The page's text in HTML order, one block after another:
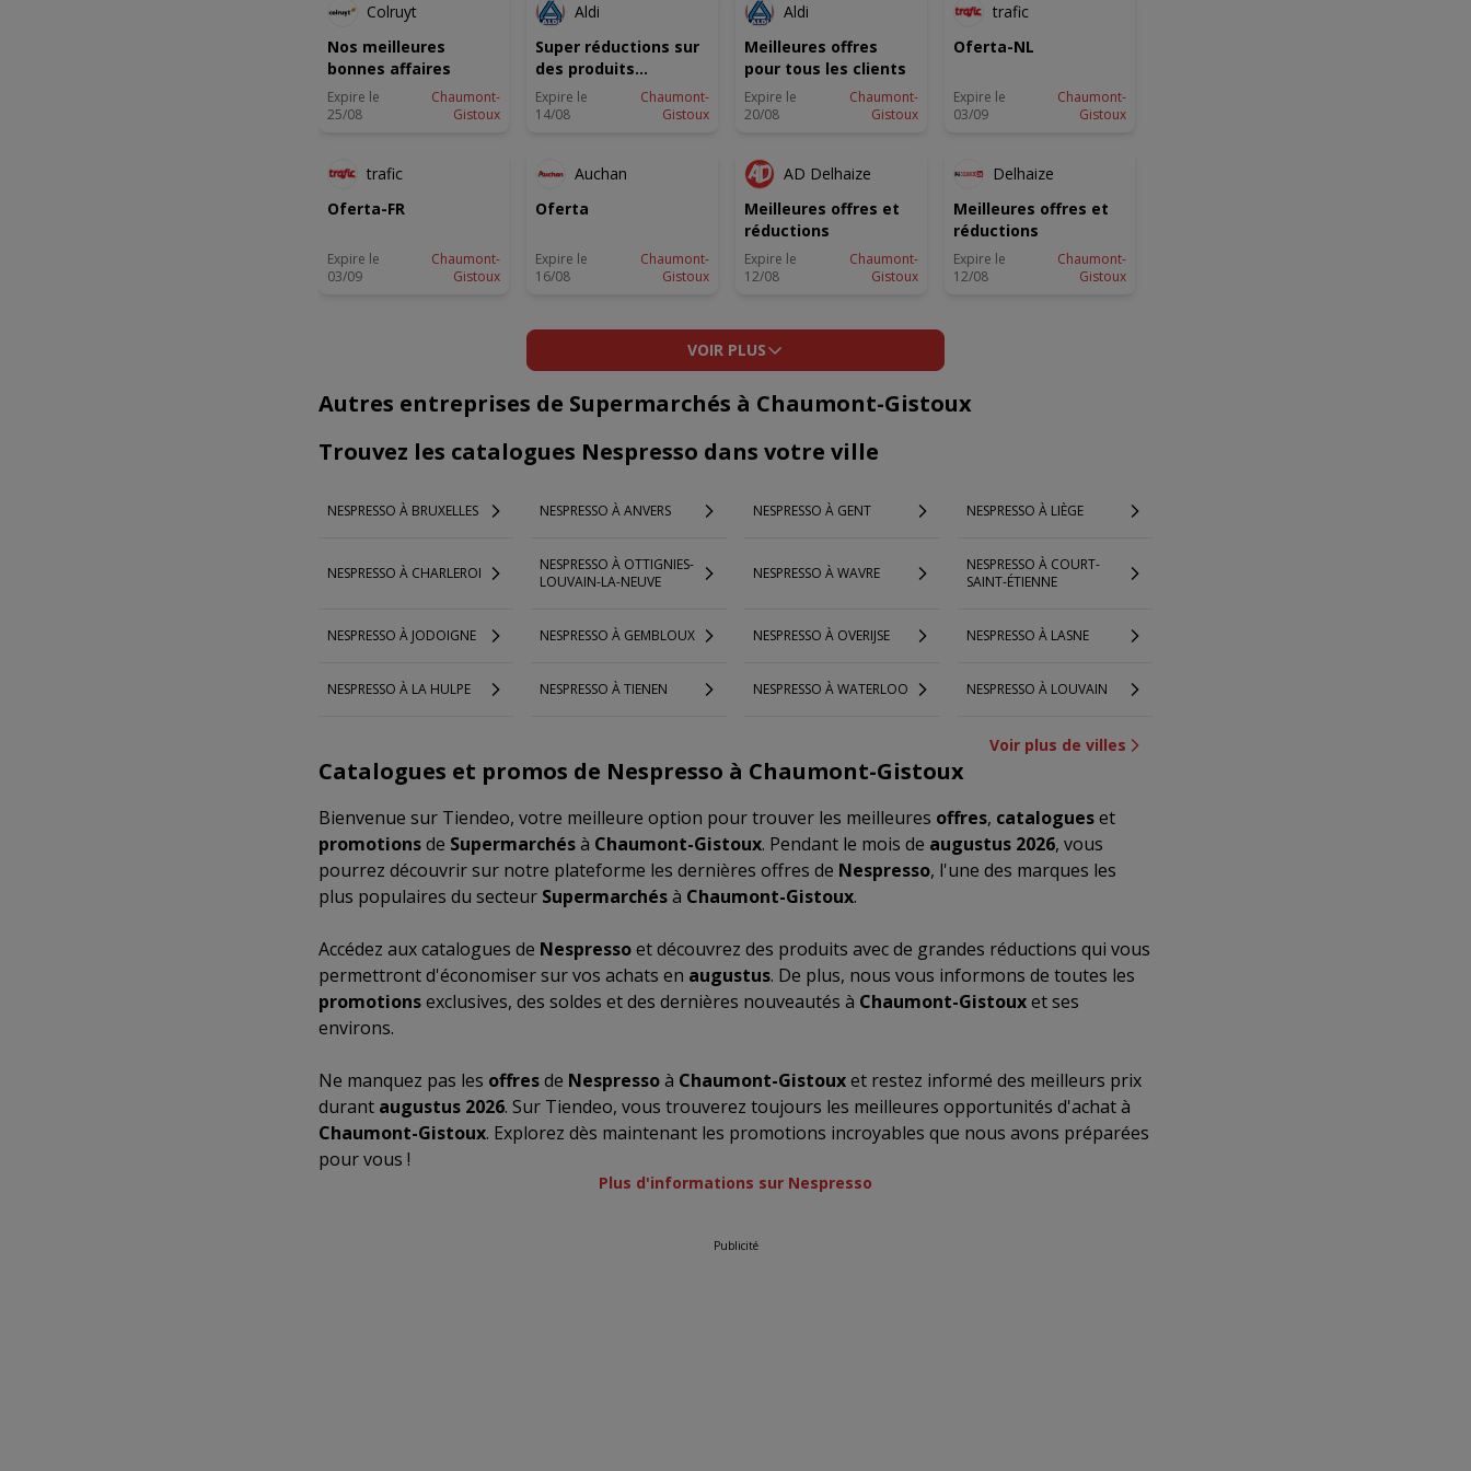
Colruyt
Nos meilleures
bonnes affaires
Expire le
25/08
Chaumont-
Gistoux
Aldi
Super réductions sur
des produits
sélectionnés
Expire le
14/08
Chaumont-
Gistoux
Aldi
Meilleures offres
pour tous les clients
Expire le
20/08
Chaumont-
Gistoux
trafic
Oferta-NL
Expire le
03/09
Chaumont-
Gistoux
trafic
Oferta-FR
Expire le
03/09
Chaumont-
Gistoux
Auchan
Oferta
Expire le
16/08
Chaumont-
Gistoux
AD Delhaize
Meilleures offres et
réductions
Expire le
12/08
Chaumont-
Gistoux
Delhaize
Meilleures offres et
réductions
Expire le
12/08
Chaumont-
Gistoux
VOIR PLUS
Autres entreprises de Supermarchés à Chaumont-Gistoux
Trouvez les catalogues Nespresso dans votre ville
NESPRESSO À BRUXELLES NESPRESSO À ANVERS NESPRESSO À GENT NESPRESSO À LIÈGE
NESPRESSO À CHARLEROI
NESPRESSO À OTTIGNIES-
LOUVAIN-LA-NEUVE
NESPRESSO À WAVRE
NESPRESSO À COURT-
SAINT-ÉTIENNE
NESPRESSO À JODOIGNE NESPRESSO À GEMBLOUX NESPRESSO À OVERIJSE NESPRESSO À LASNE
NESPRESSO À LA HULPE NESPRESSO À TIENEN NESPRESSO À WATERLOO NESPRESSO À LOUVAIN
Voir plus de villes
Catalogues et promos de Nespresso à Chaumont-Gistoux
Bienvenue sur Tiendeo, votre meilleure option pour trouver les meilleures offres, catalogueset
promotionsde Supermarchésà Chaumont-Gistoux. Pendant le mois de augustus 2026, vous
pourrez découvrir sur notre plateforme les dernières offres de Nespresso, l'une des marques les
plus populaires du secteur Supermarchésà Chaumont-Gistoux.
Accédez aux catalogues de Nespressoet découvrez des produits avec de grandes réductions qui vous
permettront d'économiser sur vos achats en augustus. De plus, nous vous informons de toutes les
promotionsexclusives, des soldes et des dernières nouveautés à Chaumont-Gistouxet ses
environs.
Ne manquez pas les offresde Nespressoà Chaumont-Gistouxet restez informé des meilleurs prix
durant augustus 2026. Sur Tiendeo, vous trouverez toujours les meilleures opportunités d'achat à
Chaumont-Gistoux. Explorez dès maintenant les promotions incroyables que nous avons préparées
pour vous !
Plus d'informations sur Nespresso
Publicité